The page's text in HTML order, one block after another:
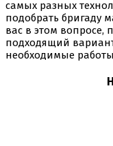
самых разных
подобрать бригаду
вас в этом вопросе,
подходящий
необходимые